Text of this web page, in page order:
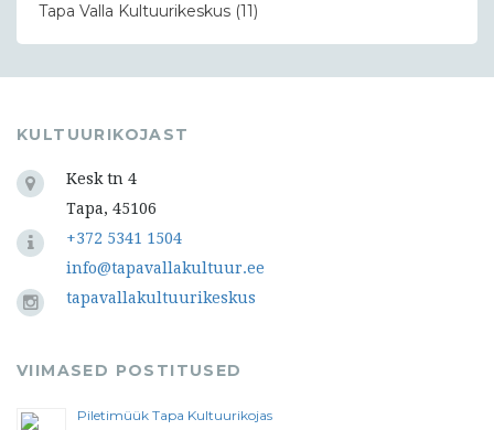
Tapa Valla Kultuurikeskus (11)
KULTUURIKOJAST
Kesk tn 4
Tapa, 45106
+372 5341 1504
info@tapavallakultuur.ee
tapavallakultuurikeskus
VIIMASED POSTITUSED
Piletimüük Tapa Kultuurikojas